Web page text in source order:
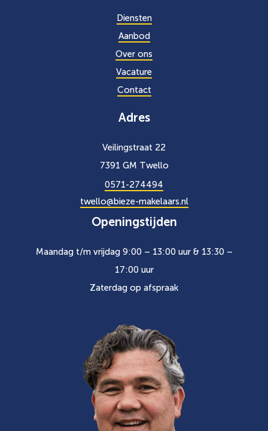
Diensten
Aanbod
Over ons
Vacature
Contact
Adres
Veilingstraat 22
7391 GM Twello
0571-274494
twello@bieze-makelaars.nl
Openingstijden
Maandag t/m vrijdag 9:00 – 13:00 uur & 13:30 –
17:00 uur
Zaterdag op afspraak